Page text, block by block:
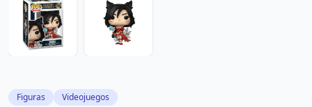
Figuras Videojuegos